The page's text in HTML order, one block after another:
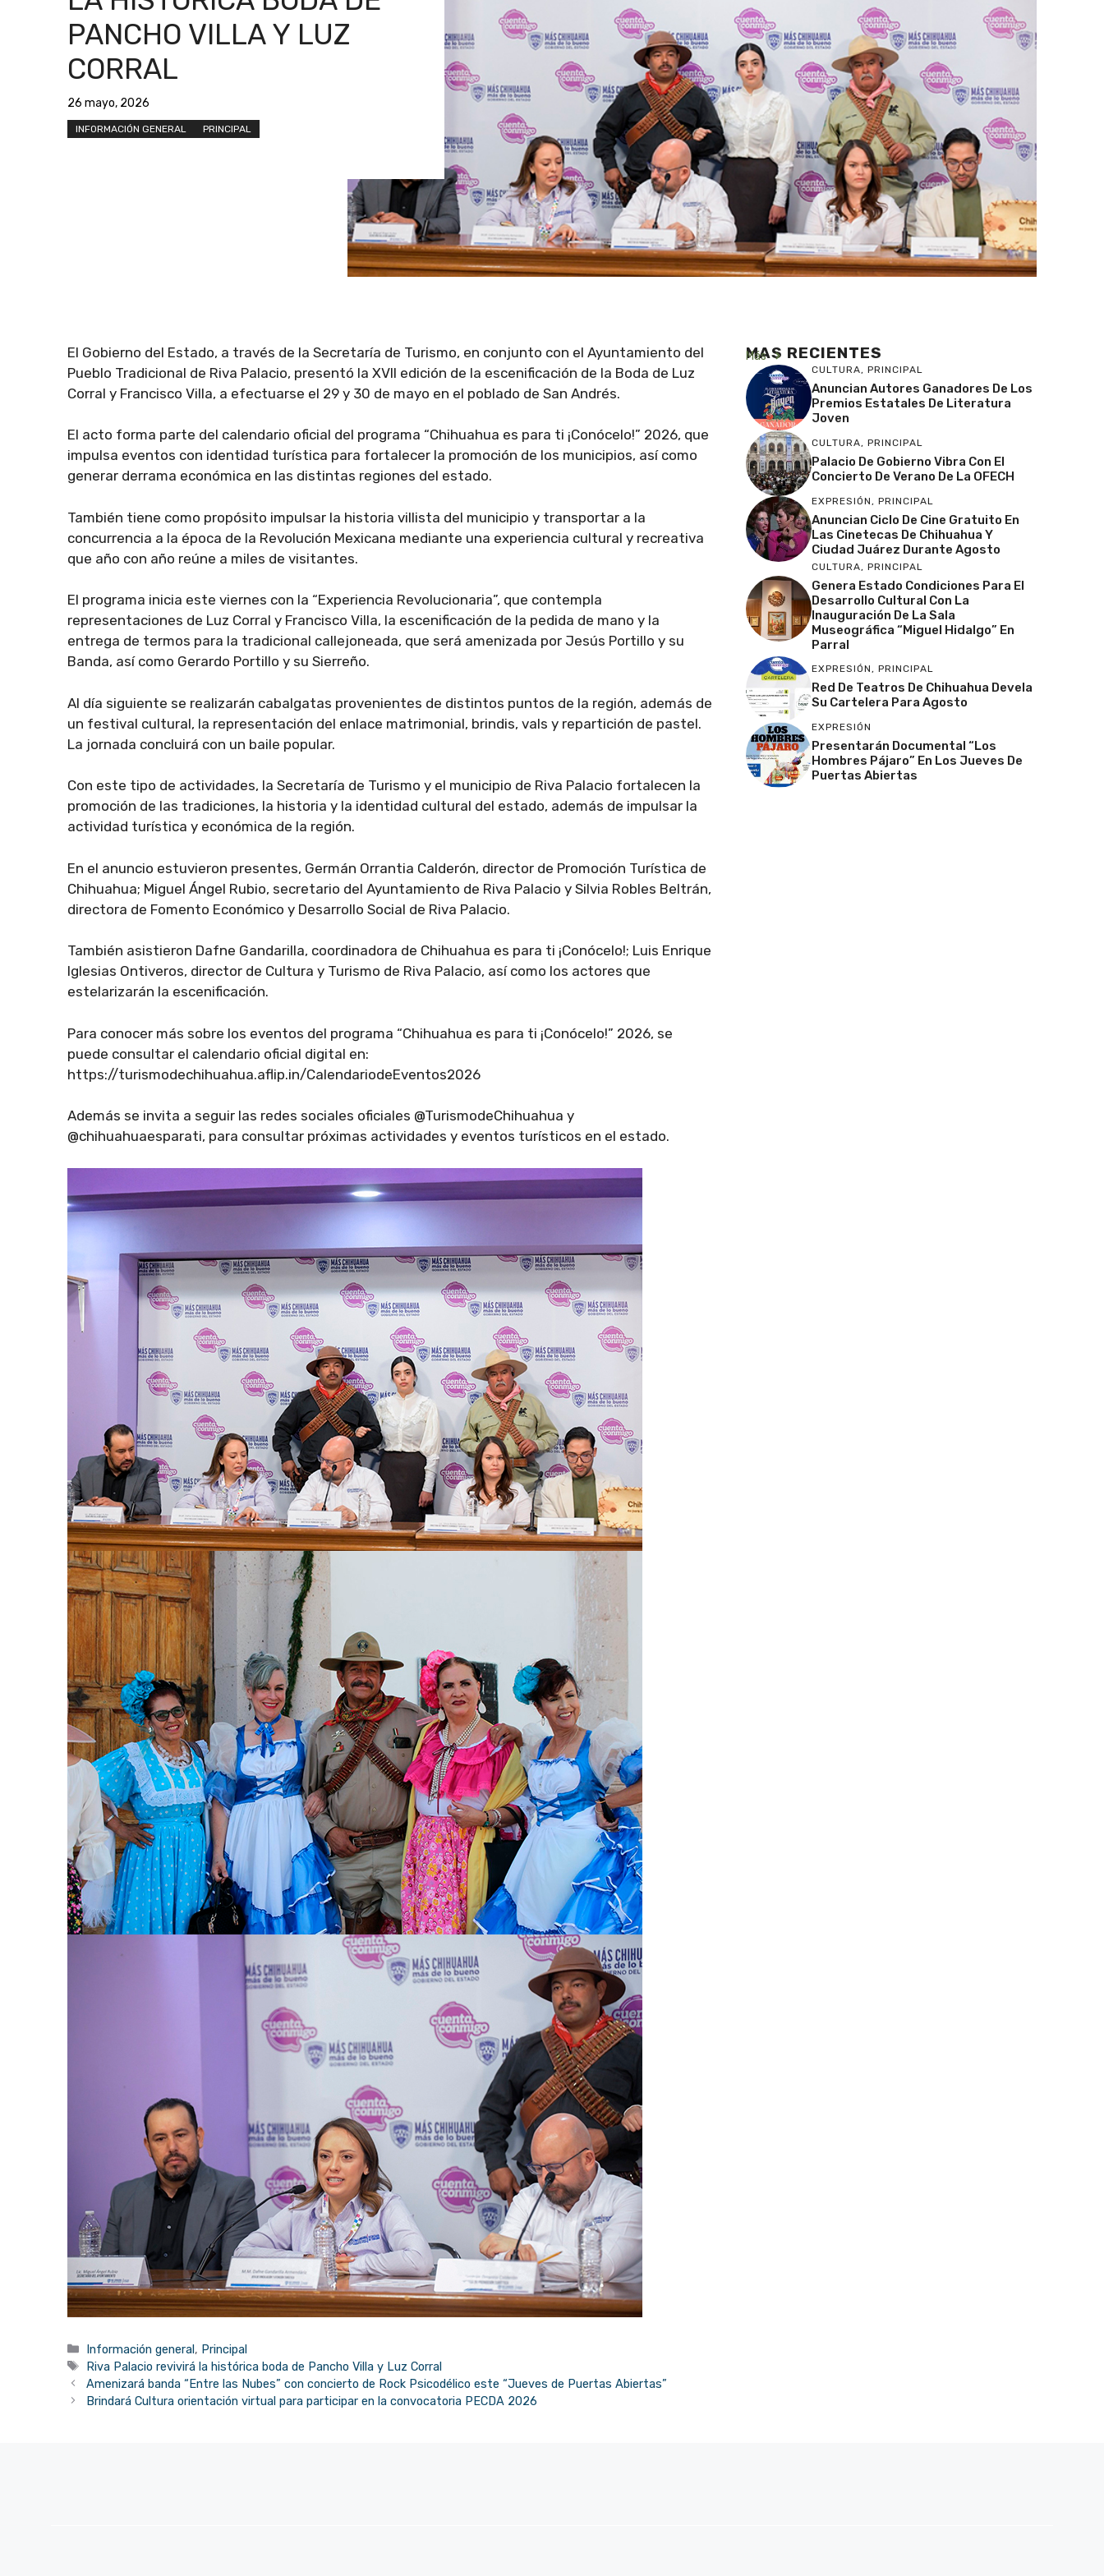
PANCHO VILLA Y LUZ
CORRAL
26 mayo, 2026
INFORMACIÓN GENERAL PRINCIPAL
El Gobierno del Estado, a través de la Secretaría de Turismo, en conjunto con el Ayuntamiento del
Pueblo Tradicional de Riva Palacio, presentó la XVII edición de la escenificación de la Boda de Luz
Corral y Francisco Villa, a efectuarse el 29 y 30 de mayo en el poblado de San Andrés.
El acto forma parte del calendario oficial del programa “Chihuahua es para ti ¡Conócelo!” 2026, que
impulsa eventos con identidad turística para fortalecer la promoción de los municipios, así como
generar derrama económica en las distintas regiones del estado.
También tiene como propósito impulsar la historia villista del municipio y transportar a la
concurrencia a la época de la Revolución Mexicana mediante una experiencia cultural y recreativa
que año con año reúne a miles de visitantes.
El programa inicia este viernes con la “Experiencia Revolucionaria”, que contempla
representaciones de Luz Corral y Francisco Villa, la escenificación de la pedida de mano y la
entrega de termos para la tradicional callejoneada, que será amenizada por Jesús Portillo y su
Banda, así como Gerardo Portillo y su Sierreño.
Al día siguiente se realizarán cabalgatas provenientes de distintos puntos de la región, además de
un festival cultural, la representación del enlace matrimonial, brindis, vals y repartición de pastel.
La jornada concluirá con un baile popular.
Con este tipo de actividades, la Secretaría de Turismo y el municipio de Riva Palacio fortalecen la
promoción de las tradiciones, la historia y la identidad cultural del estado, además de impulsar la
actividad turística y económica de la región.
En el anuncio estuvieron presentes, Germán Orrantia Calderón, director de Promoción Turística de
Chihuahua; Miguel Ángel Rubio, secretario del Ayuntamiento de Riva Palacio y Silvia Robles Beltrán,
directora de Fomento Económico y Desarrollo Social de Riva Palacio.
También asistieron Dafne Gandarilla, coordinadora de Chihuahua es para ti ¡Conócelo!; Luis Enrique
Iglesias Ontiveros, director de Cultura y Turismo de Riva Palacio, así como los actores que
estelarizarán la escenificación.
Para conocer más sobre los eventos del programa “Chihuahua es para ti ¡Conócelo!” 2026, se
puede consultar el calendario oficial digital en:
https://turismodechihuahua.aflip.in/CalendariodeEventos2026
Además se invita a seguir las redes sociales oficiales @TurismodeChihuahua y
@chihuahuaesparati, para consultar próximas actividades y eventos turísticos en el estado.
Categorías
Información general, Principal
Etiquetas
Riva Palacio revivirá la histórica boda de Pancho Villa y Luz Corral
Amenizará banda “Entre las Nubes” con concierto de Rock Psicodélico este “Jueves de Puertas Abiertas”
Brindará Cultura orientación virtual para participar en la convocatoria PECDA 2026
MAS RECIENTES
Más
CULTURA, PRINCIPAL
Anuncian Autores Ganadores De Los
Premios Estatales De Literatura
Joven
CULTURA, PRINCIPAL
Palacio De Gobierno Vibra Con El
Concierto De Verano De La OFECH
EXPRESIÓN, PRINCIPAL
Anuncian Ciclo De Cine Gratuito En
Las Cinetecas De Chihuahua Y
Ciudad Juárez Durante Agosto
CULTURA, PRINCIPAL
Genera Estado Condiciones Para El
Desarrollo Cultural Con La
Inauguración De La Sala
Museográfica “Miguel Hidalgo” En
Parral
EXPRESIÓN, PRINCIPAL
Red De Teatros De Chihuahua Devela
Su Cartelera Para Agosto
EXPRESIÓN
Presentarán Documental “Los
Hombres Pájaro” En Los Jueves De
Puertas Abiertas